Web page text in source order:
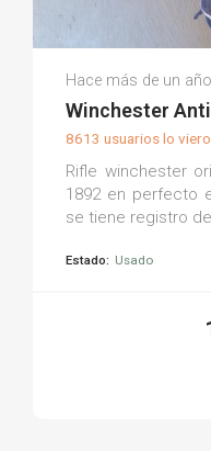
Luis E.
(0)
Hace más de un año
Winchester
8613 usuarios lo
Rifle winchester
1892 en perfecto
se tiene registro
Estado: Usado